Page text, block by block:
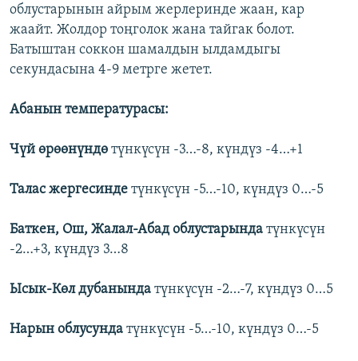
облустарынын айрым жерлеринде жаан, кар
жаайт. Жолдор тоңголок жана тайгак болот.
Батыштан соккон шамалдын ылдамдыгы
секундасына 4-9 метрге жетет.
Абанын температурасы:
Чүй өрөөнүндө түнкүсүн -3…-8, күндүз -4…+1
Талас жергесинде түнкүсүн -5…-10, күндүз 0…-5
Баткен, Ош, Жалал-Абад облустарында түнкүсүн
-2…+3, күндүз 3…8
Ысык-Көл дубанында түнкүсүн -2…-7, күндүз 0…5
Нарын облусунда түнкүсүн -5…-10, күндүз 0…-5